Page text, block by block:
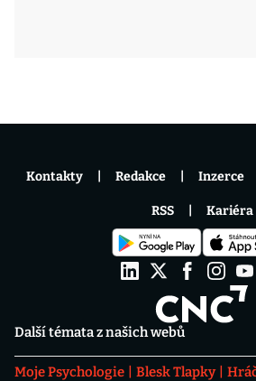
Další témata z našich webů
Moje Psychologie Blesk Tlapky
Kontakty Redakce Inzerce
RSS Kariéra